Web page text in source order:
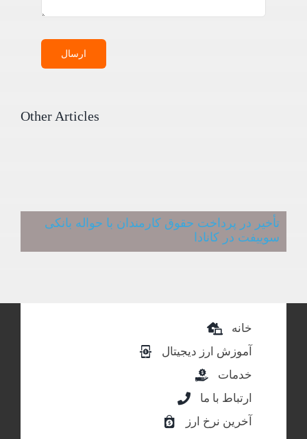
ارسال
Other Articles
تأخیر در پرداخت حقوق کارمندان با حواله بانکی
سوییفت در کانادا
خانه
آموزش ارز دیجیتال
خدمات
ارتباط با ما
آخرین نرخ ارز